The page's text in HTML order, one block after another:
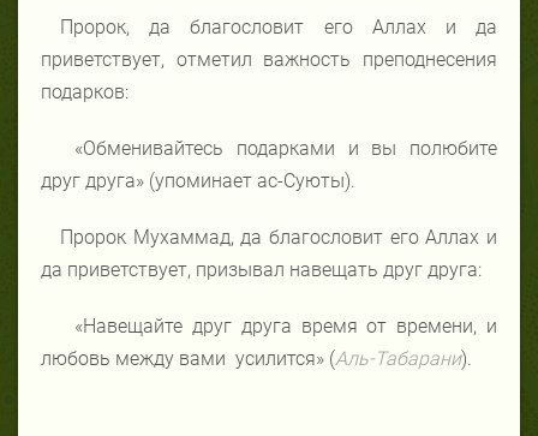
Пророк, да благословит его Аллах и да
приветствует, отметил важность преподнесения
подарков:
«Обменивайтесь подарками и вы полюбите
друг друга» (упоминает ас-Суюты).
Пророк Мухаммад, да благословит его Аллах и
да приветствует, призывал навещать друг друга:
«Навещайте друг друга время от времени, и
любовь между вами усилится» (Аль-Табарани).